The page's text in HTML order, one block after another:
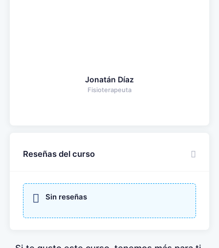
Jonatán Díaz
Fisioterapeuta
Reseñas del curso
Sin reseñas